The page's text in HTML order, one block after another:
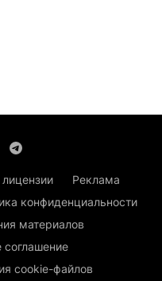
Реклама
конфиденциальности
материалов
соглашение
cookie-файлов